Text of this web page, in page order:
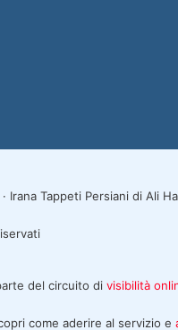
Tappeti Persiani di Ali
del circuito divisibilità
come aderire al servizio e